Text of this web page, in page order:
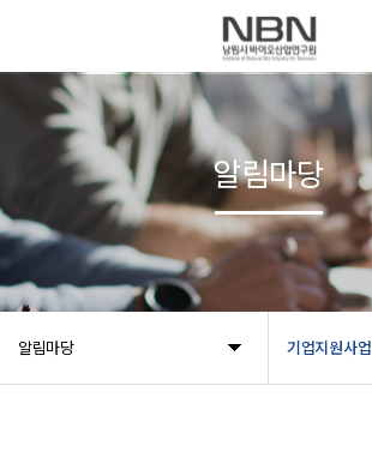
알림마당 기업지원사업
알림마당